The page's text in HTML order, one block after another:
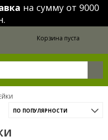
на сумму от 9000
Корзина пуста
ПО ПОПУЛЯРНОСТИ